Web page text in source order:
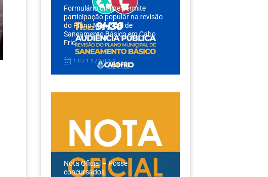
Formulário on-line permite
participação popular na revisão
do Plano Municipal de
Saneamento Básico em Cabo
Frio
10/12/2024
Nota Oficial – Posse
concursados